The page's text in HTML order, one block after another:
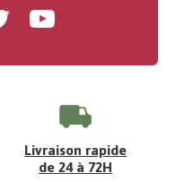
Twitter Youtube
Livraison rapide
de 24 à 72H